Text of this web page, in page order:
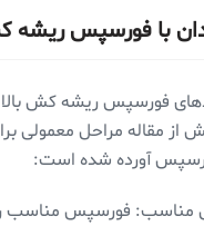
با فورسپس ریشه
فورسپس ریشه کش
از مقاله مراحل معمولی
آورده شده است:
مناسب: فورسپس مناسب را